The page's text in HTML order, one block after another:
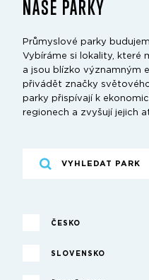
NAŠE PARKY
Průmyslové parky
Vybíráme si lokality, které
a jsou blízko významným
přivádět značky
parky přispívají k
regionech a zvyšují jejich
ČESKO
SLOVENSKO